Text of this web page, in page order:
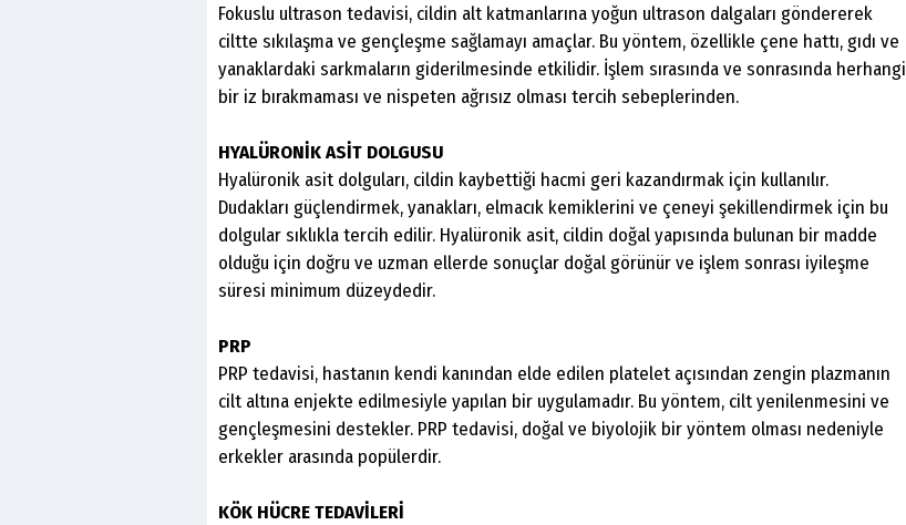
Fokuslu ultrason tedavisi, cildin alt katmanlarına yoğun ultrason dalgaları göndererek
ciltte sıkılaşma ve gençleşme sağlamayı amaçlar. Bu yöntem, özellikle çene hattı, gıdı ve
yanaklardaki sarkmaların giderilmesinde etkilidir. İşlem sırasında ve sonrasında herhangi
bir iz bırakmaması ve nispeten ağrısız olması tercih sebeplerinden.
HYALÜRONİK ASİT DOLGUSU
Hyalüronik asit dolguları, cildin kaybettiği hacmi geri kazandırmak için kullanılır.
Dudakları güçlendirmek, yanakları, elmacık kemiklerini ve çeneyi şekillendirmek için bu
dolgular sıklıkla tercih edilir. Hyalüronik asit, cildin doğal yapısında bulunan bir madde
olduğu için doğru ve uzman ellerde sonuçlar doğal görünür ve işlem sonrası iyileşme
süresi minimum düzeydedir.
PRP
PRP tedavisi, hastanın kendi kanından elde edilen platelet açısından zengin plazmanın
cilt altına enjekte edilmesiyle yapılan bir uygulamadır. Bu yöntem, cilt yenilenmesini ve
gençleşmesini destekler. PRP tedavisi, doğal ve biyolojik bir yöntem olması nedeniyle
erkekler arasında popülerdir.
KÖK HÜCRE TEDAVİLERİ